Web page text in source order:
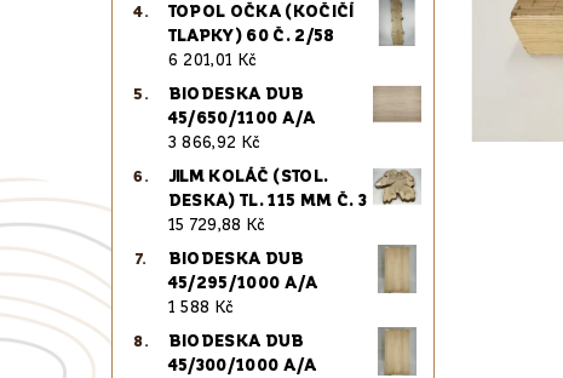
TOPOL OČKA (KOČIČÍ
TLAPKY) 60 Č. 2/58
6 201,01 Kč
BIODESKA DUB
45/650/1100 A/A
3 866,92 Kč
JILM KOLÁČ (STOL.
DESKA) TL. 115 MM Č. 3
15 729,88 Kč
BIODESKA DUB
45/295/1000 A/A
1 588 Kč
BIODESKA DUB
45/300/1000 A/A